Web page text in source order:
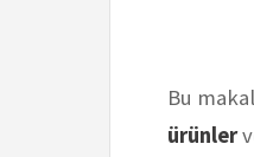
Bu
ürünler